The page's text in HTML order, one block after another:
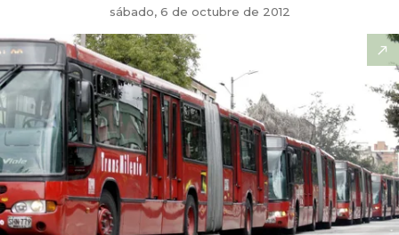
sábado, 6 de octubre de 2012